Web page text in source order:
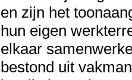
en zijn het
hun eigen
elkaar
bestond uit